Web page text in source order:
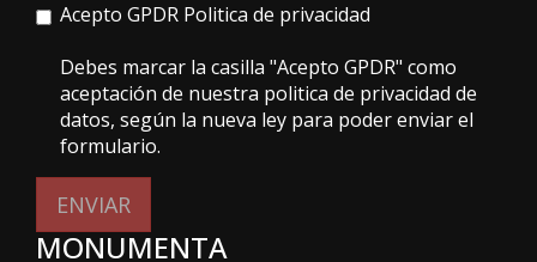
Acepto GPDR Politica de privacidad
Debes marcar la casilla "Acepto GPDR" como
aceptación de nuestra politica de privacidad de
datos, según la nueva ley para poder enviar el
formulario.
ENVIAR
MONUMENTA